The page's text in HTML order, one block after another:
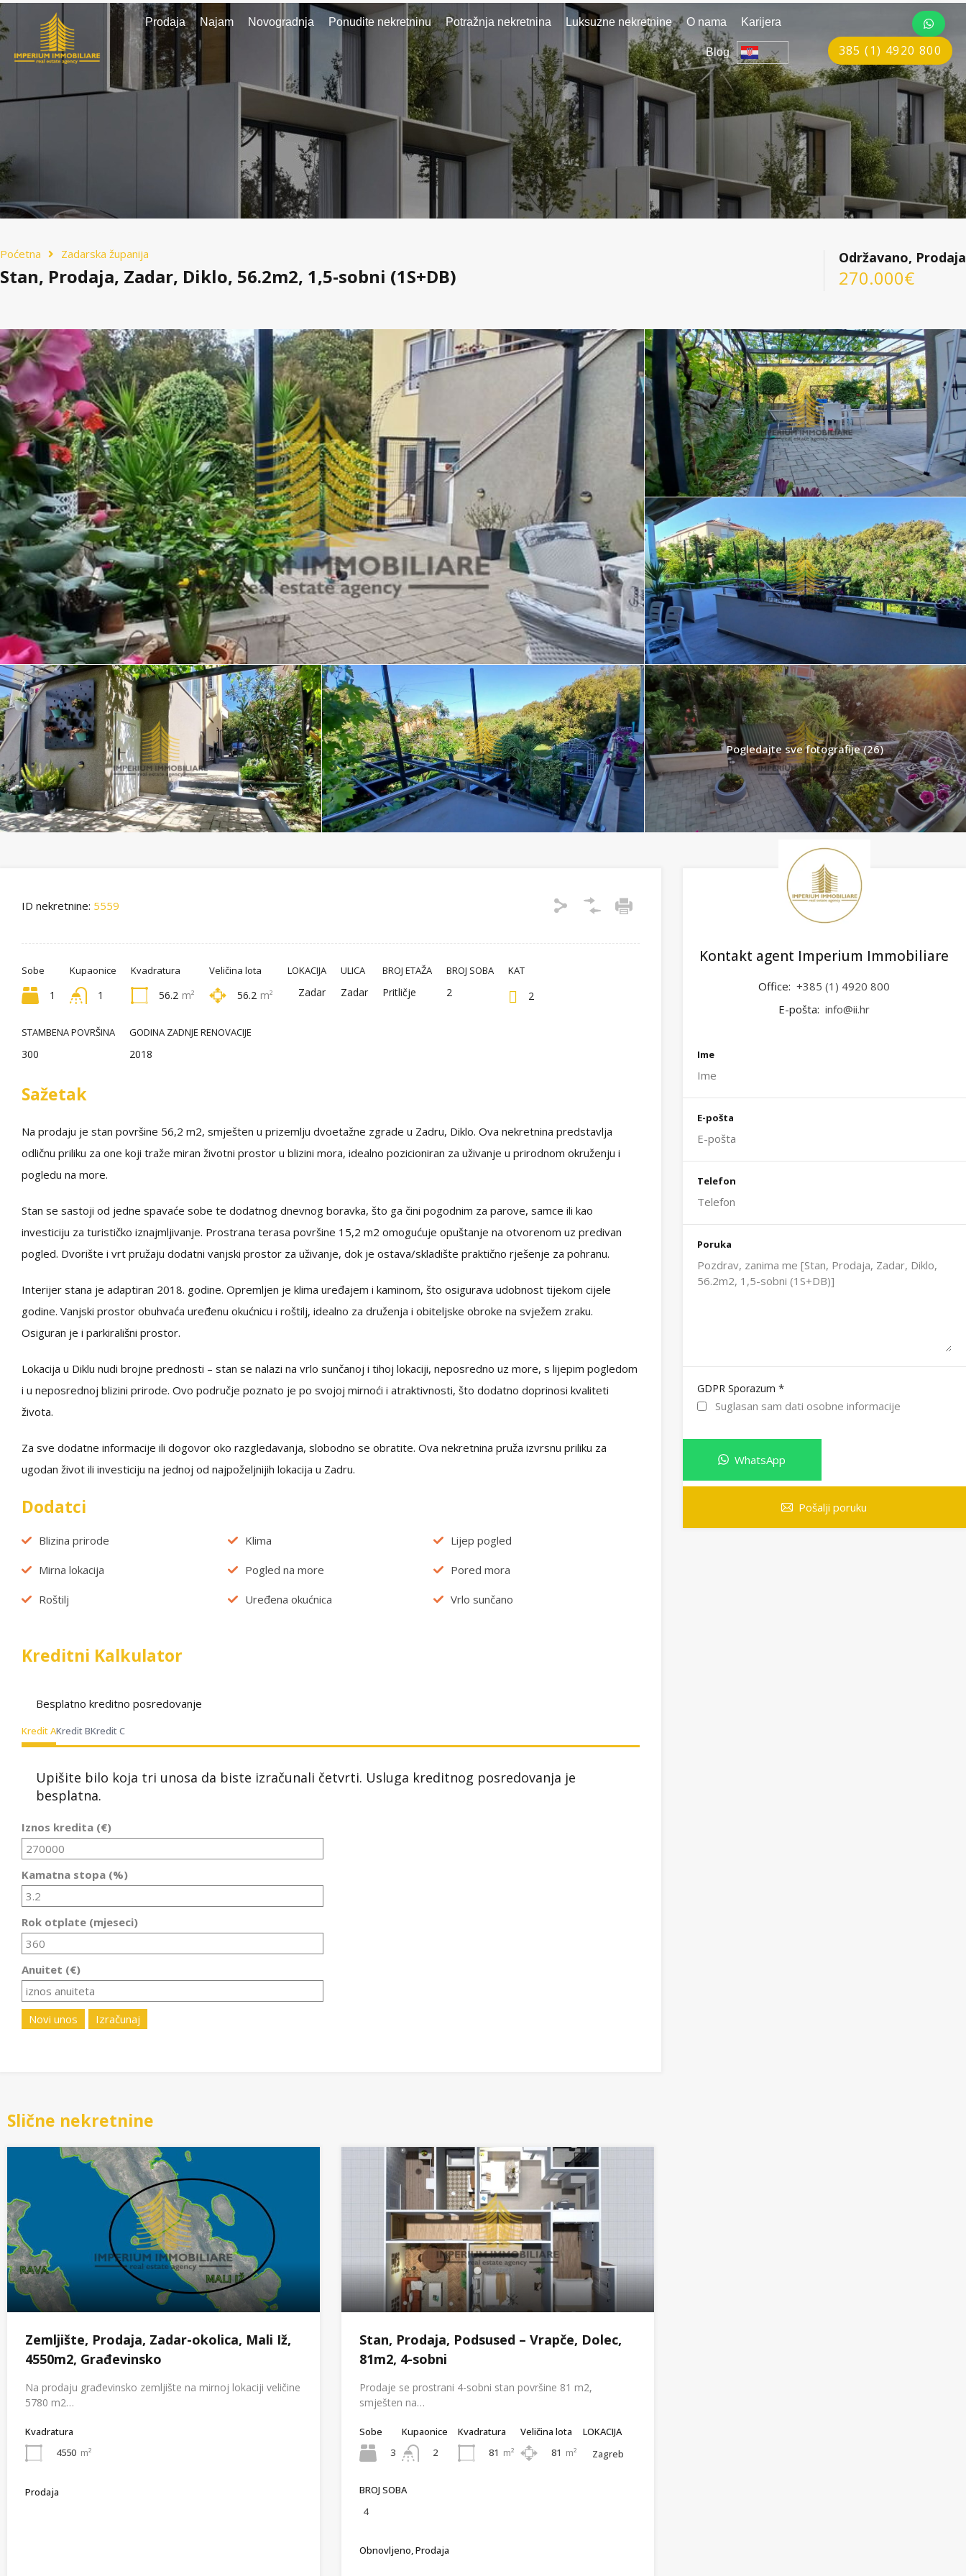
Prodaja Najam Novogradnja Ponudite nekretninu Potražnja nekretnina Luksuzne nekretnine O nama Karijera
Blog 385 (1) 4920 800
Poćetna Zadarska županija
Stan, Prodaja, Zadar, Diklo, 56.2m2, 1,5-sobni (1S+DB)
Održavano, Prodaja
270.000€
Pogledajte sve fotografije (26)
ID nekretnine: 5559
Sobe
1
Kupaonice
1
Kvadratura
56.2 m²
Veličina lota
56.2 m²
LOKACIJA
Zadar
ULICA
Zadar
BROJ ETAŽA
Pritličje
BROJ SOBA
2
KAT
2
STAMBENA POVRŠINA
300
GODINA ZADNJE RENOVACIJE
2018
Sažetak
Na prodaju je stan površine 56,2 m2, smješten u prizemlju dvoetažne zgrade u Zadru, Diklo. Ova nekretnina predstavlja
odličnu priliku za one koji traže miran životni prostor u blizini mora, idealno pozicioniran za uživanje u prirodnom okruženju i
pogledu na more.
Stan se sastoji od jedne spavaće sobe te dodatnog dnevnog boravka, što ga čini pogodnim za parove, samce ili kao
investiciju za turističko iznajmljivanje. Prostrana terasa površine 15,2 m2 omogućuje opuštanje na otvorenom uz predivan
pogled. Dvorište i vrt pružaju dodatni vanjski prostor za uživanje, dok je ostava/skladište praktično rješenje za pohranu.
Interijer stana je adaptiran 2018. godine. Opremljen je klima uređajem i kaminom, što osigurava udobnost tijekom cijele
godine. Vanjski prostor obuhvaća uređenu okućnicu i roštilj, idealno za druženja i obiteljske obroke na svježem zraku.
Osiguran je i parkirališni prostor.
Lokacija u Diklu nudi brojne prednosti – stan se nalazi na vrlo sunčanoj i tihoj lokaciji, neposredno uz more, s lijepim pogledom
i u neposrednoj blizini prirode. Ovo područje poznato je po svojoj mirnoći i atraktivnosti, što dodatno doprinosi kvaliteti
života.
Za sve dodatne informacije ili dogovor oko razgledavanja, slobodno se obratite. Ova nekretnina pruža izvrsnu priliku za
ugodan život ili investiciju na jednoj od najpoželjnijih lokacija u Zadru.
Dodatci
Blizina prirode Klima Lijep pogled
Mirna lokacija Pogled na more Pored mora
Roštilj Uređena okućnica Vrlo sunčano
Kreditni Kalkulator
Besplatno kreditno posredovanje
Kredit AKredit BKredit C
Upišite bilo koja tri unosa da biste izračunali četvrti. Usluga kreditnog posredovanja je
besplatna.
Iznos kredita (€)
Kamatna stopa (%)
Rok otplate (mjeseci)
Anuitet (€)
Novi unos Izračunaj
Slične nekretnine
Zemljište, Prodaja, Zadar-okolica, Mali Iž,
4550m2, Građevinsko
Na prodaju građevinsko zemljište na mirnoj lokaciji veličine
5780 m2…
Kvadratura
4550 m²
Prodaja
Stan, Prodaja, Podsused – Vrapče, Dolec,
81m2, 4-sobni
Prodaje se prostrani 4-sobni stan površine 81 m2,
smješten na…
Sobe
3
Kupaonice
2
Kvadratura
81 m²
Veličina lota
81 m²
LOKACIJA
Zagreb
BROJ SOBA
4
Obnovljeno, Prodaja
Kontakt agent Imperium Immobiliare
Office: +385 (1) 4920 800
E-pošta: info@ii.hr
Ime
E-pošta
Telefon
Poruka
GDPR Sporazum *
Suglasan sam dati osobne informacije
WhatsApp
Pošalji poruku